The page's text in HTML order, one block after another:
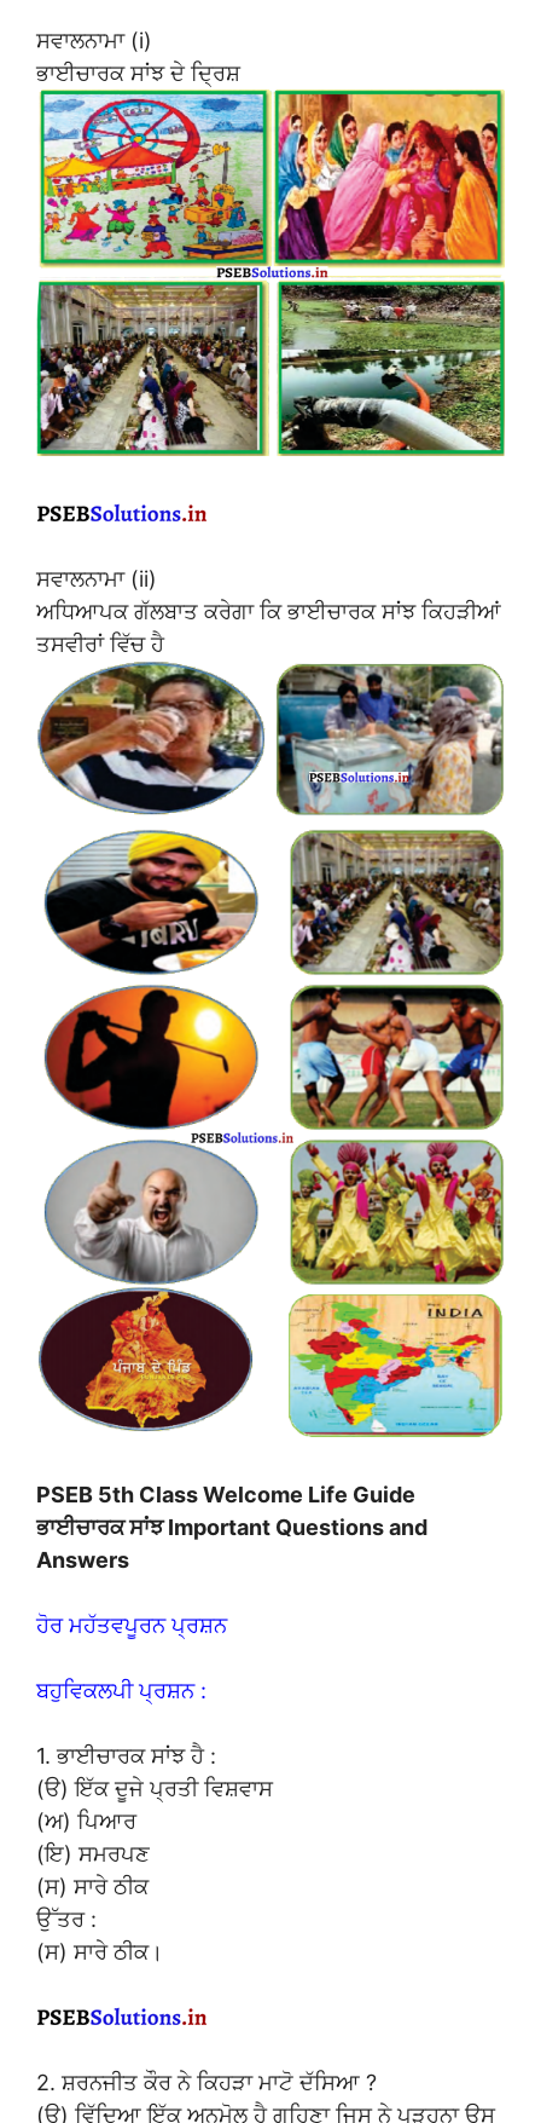
ਸਵਾਲਨਾਮਾ (i)
ਭਾਈਚਾਰਕ ਸਾਂਝ ਦੇ ਦ੍ਰਿਸ਼
ਸਵਾਲਨਾਮਾ (ii)
ਅਧਿਆਪਕ ਗੱਲਬਾਤ ਕਰੇਗਾ ਕਿ ਭਾਈਚਾਰਕ ਸਾਂਝ ਕਿਹੜੀਆਂ
ਤਸਵੀਰਾਂ ਵਿੱਚ ਹੈ
PSEB 5th Class Welcome Life Guide
ਭਾਈਚਾਰਕ ਸਾਂਝImportant Questions and
Answers
ਹੋਰ ਮਹੱਤਵਪੂਰਨ ਪ੍ਰਸ਼ਨ
ਬਹੁਵਿਕਲਪੀ ਪ੍ਰਸ਼ਨ :
1. ਭਾਈਚਾਰਕ ਸਾਂਝ ਹੈ :
(ੳ) ਇੱਕ ਦੂਜੇ ਪ੍ਰਤੀ ਵਿਸ਼ਵਾਸ
(ਅ) ਪਿਆਰ
(ਇ) ਸਮਰਪਣ
(ਸ) ਸਾਰੇ ਠੀਕ
ਉੱਤਰ :
(ਸ) ਸਾਰੇ ਠੀਕ।
2. ਸ਼ਰਨਜੀਤ ਕੌਰ ਨੇ ਕਿਹੜਾ ਮਾਟੋ ਦੱਸਿਆ ?
(ਉ) ਵਿੱਦਿਆ ਇੱਕ ਅਨਮੋਲ ਹੈ ਗਹਿਣਾ ਜਿਸ ਨੇ ਪੜ੍ਹਨਾ ਉਸ